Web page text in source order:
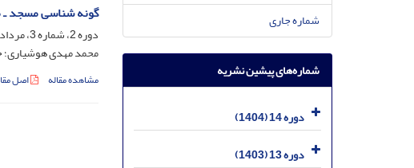
گونه شناسی مسجد ـ
دوره 2، شماره 3، مرداد 1392، صفحه
محمد مهدی هوشیاری؛
مشاهده مقاله اصل
شماره جاری
شماره‌های پیشین نشریه
دوره 14 (1404)
دوره 13 (1403)